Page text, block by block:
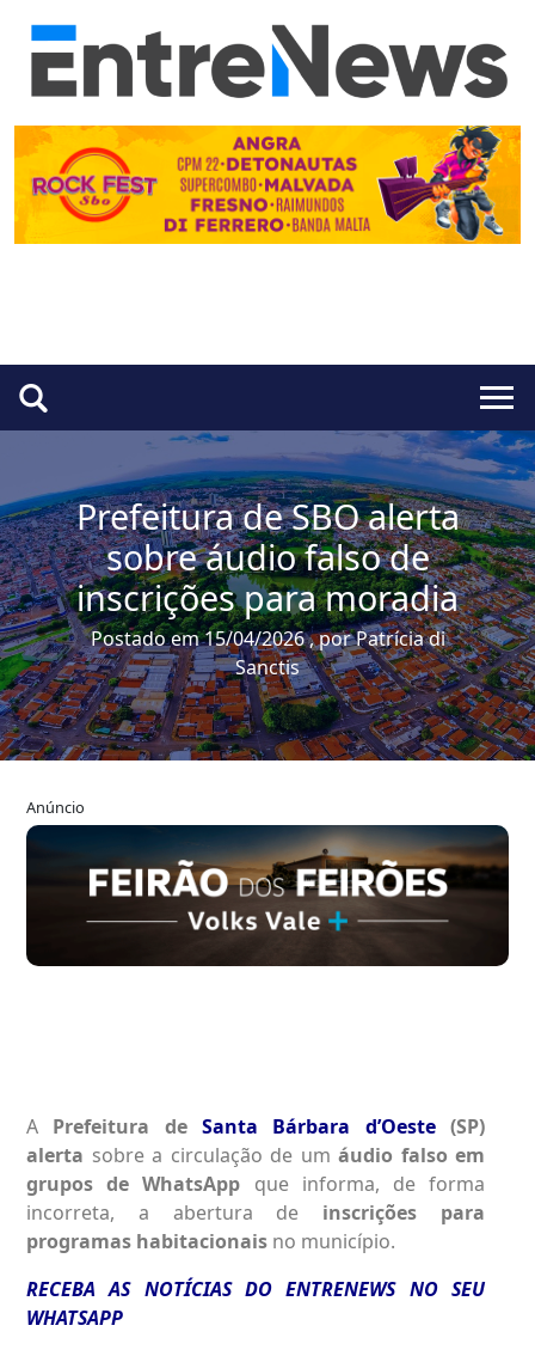
Prefeitura de SBO alerta
sobre áudio falso de
inscrições para moradia
Postado em 15/04/2026 , por Patrícia di
Sanctis
Anúncio
A Prefeitura deSanta Bárbara d’Oeste(SP)
alerta sobre a circulação de um áudio falso em
grupos de WhatsApp que informa, de forma
incorreta, a abertura de inscrições para
programas habitacionais no município.
RECEBA AS NOTÍCIAS DO ENTRENEWS NO SEU
WHATSAPP